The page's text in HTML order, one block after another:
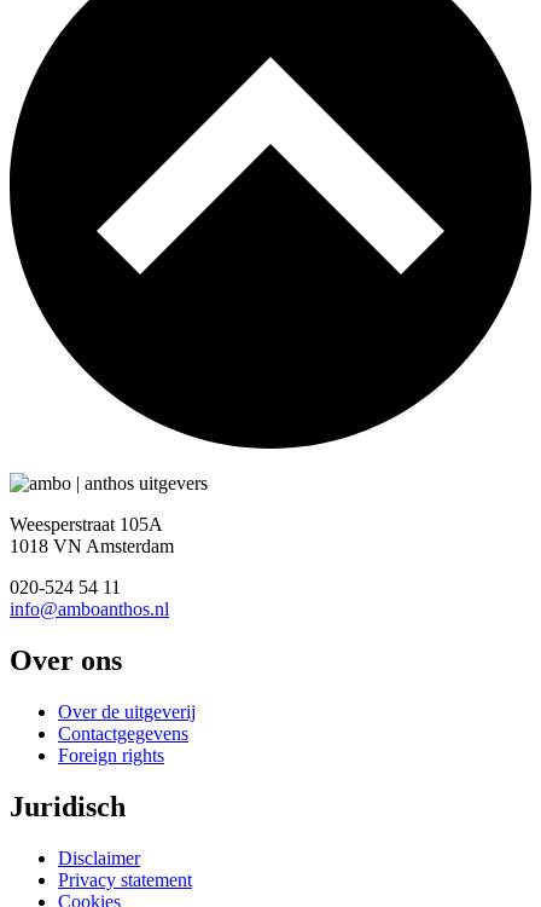
Weesperstraat 105A
1018 VN Amsterdam
020-524 54 11
info@amboanthos.nl
Over ons
Over de uitgeverij
Contactgegevens
Foreign rights
Juridisch
Disclaimer
Privacy statement
Cookies